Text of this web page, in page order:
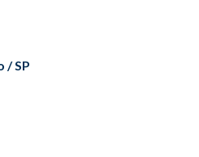
/ SP